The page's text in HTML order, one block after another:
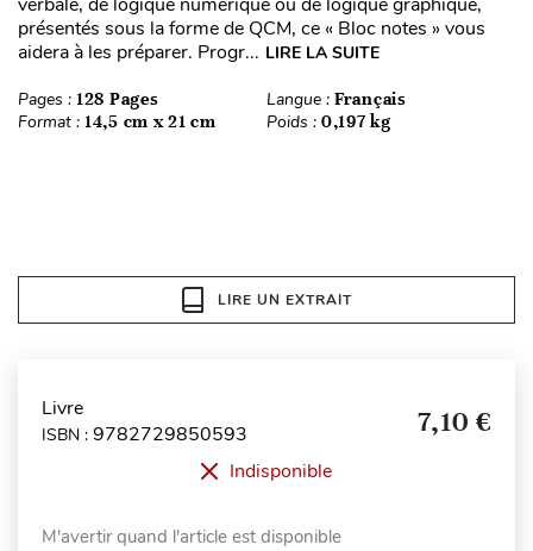
présentés sous la forme de QCM, ce « Bloc notes » vous
aidera à les préparer. Progr... LIRE LA SUITE
Pages : 128 Pages Langue : Français
Format : 14,5 cm x 21 cm Poids : 0,197 kg
LIRE UN EXTRAIT
Livre
ISBN : 9782729850593 7,10 €
Indisponible
M'avertir quand l'article est disponible